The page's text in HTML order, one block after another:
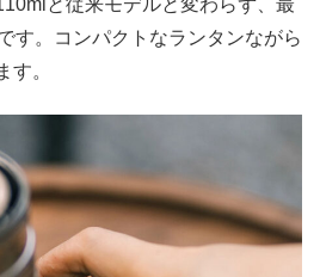
す。コンパクトなランタンながら
す。